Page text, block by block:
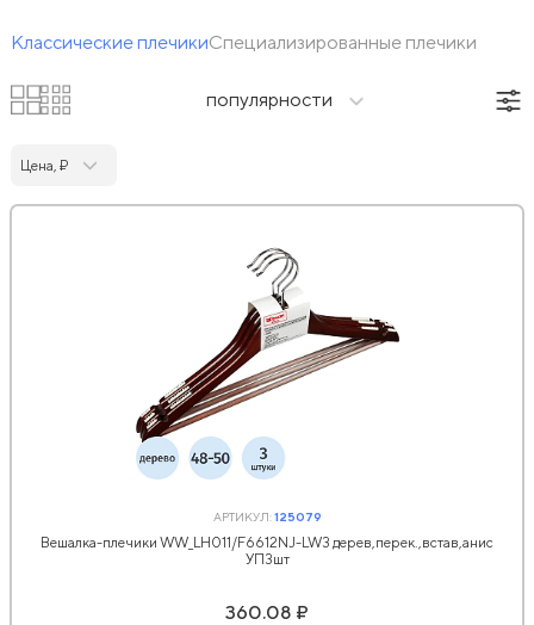
Классические плечикиСпециализированные плечики
популярности
Цена, ₽
АРТИКУЛ:125079
Вешалка-плечики WW_LH011/F6612NJ-LW3 дерев,перек.,встав,анис
УП3шт
360.08 ₽